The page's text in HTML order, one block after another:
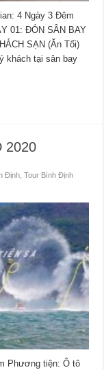
4 Ngày 3 Đêm
01: ĐÓN SÂN BAY
SẠN (Ăn Tối)
khách tại sân bay
2020
Định ,Tour Bình Định
Phương tiện: Ô tô